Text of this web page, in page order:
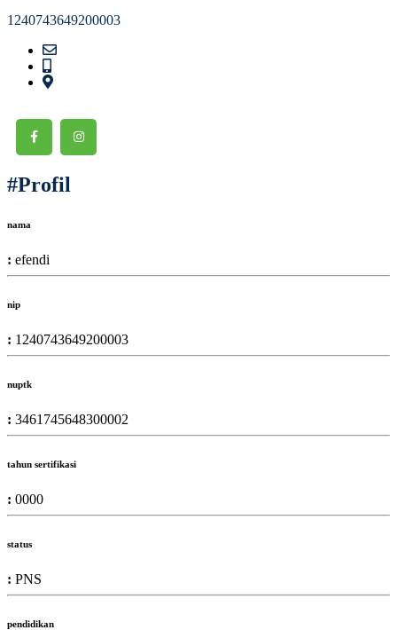
1240743649200003
#Profil
nama
: efendi
nip
: 1240743649200003
nuptk
: 3461745648300002
tahun sertifikasi
: 0000
status
: PNS
pendidikan